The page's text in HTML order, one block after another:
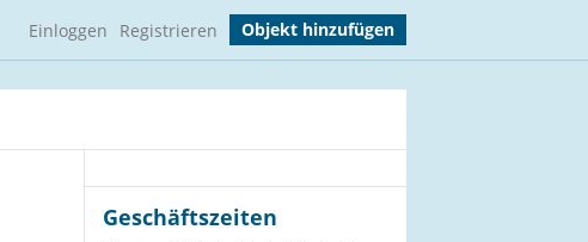
Einloggen Registrieren Objekt hinzufügen
Geschäftszeiten